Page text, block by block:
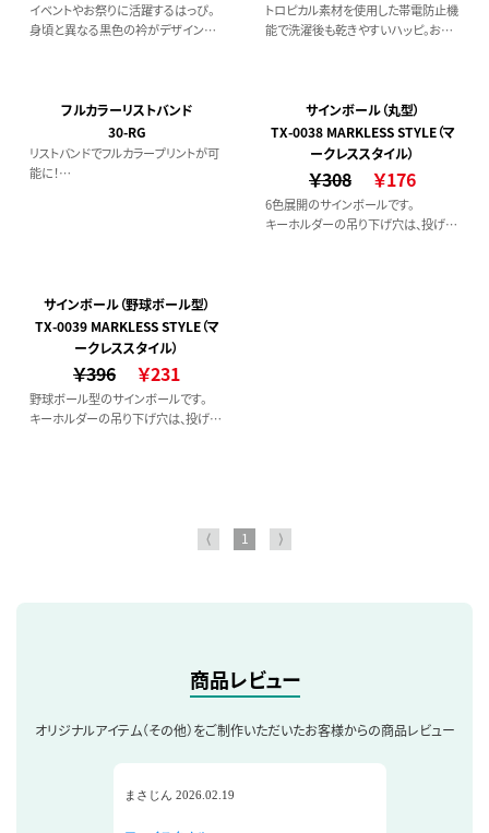
イベントやお祭りに活躍するはっぴ。
身頃と異なる黒色の衿がデザインの
コンパクトに折りたためるので持ち運
トロピカル素材を使用した帯電防止機
能で洗濯後も乾きやすいハッピ。お祭
フルカラーリストバンド
30-RG
リストバンドでフルカラープリントが可
能に！
サインボール（丸型）
TX-0038 MARKLESS STYLE（マ
ークレススタイル）
￥308 ￥176
6色展開のサインボールです。
キーホルダーの吊り下げ穴は、投げて
サインボール（野球ボール型）
TX-0039 MARKLESS STYLE（マ
ークレススタイル）
￥396 ￥231
野球ボール型のサインボールです。
キーホルダーの吊り下げ穴は、投げて
⟨ 1 ⟩
商品レビュー
オリジナルアイテム（その他）をご制作いただいたお客様からの商品レビュー
まさじん 2026.02.19